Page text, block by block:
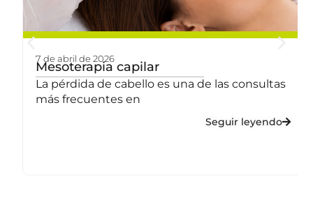
7 de abril de 2026
Mesoterapia capilar
La pérdida de cabello es una de las consultas
más frecuentes en
Seguir leyendo